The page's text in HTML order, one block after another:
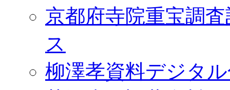
京都府寺院重宝調
ス
柳澤孝資料デジタ